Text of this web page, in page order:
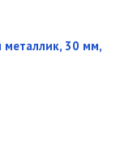
металлик, 30 мм,